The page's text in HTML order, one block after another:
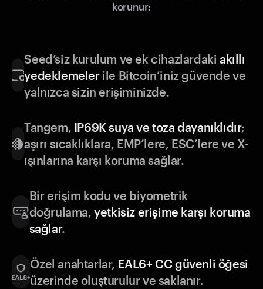
korunur:
Seed’siz kurulum ve ek cihazlardakiakıllı
yedeklemelerile Bitcoin’iniz güvende ve
yalnızca sizin erişiminizde.
Tangem, IP69K suya ve toza dayanıklıdır;
aşırı sıcaklıklara, EMP’lere, ESC’lere ve X-
ışınlarına karşı koruma sağlar.
Bir erişim kodu ve biyometrik
doğrulama,yetkisiz erişime karşı koruma
sağlar.
Özel anahtarlar, EAL6+ CC güvenli öğesi
üzerinde oluşturulur ve saklanır.